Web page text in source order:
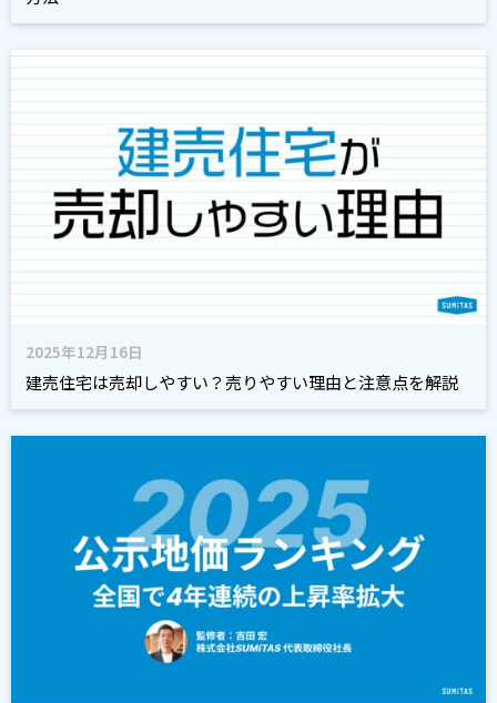
2025年12月16日
建売住宅は売却しやすい？売りやすい理由と注意点を解説